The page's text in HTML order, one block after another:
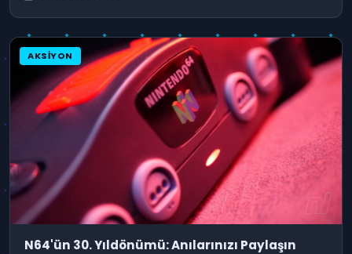
AKSIYON
N64'ün 30. Yıldönümü: Anılarınızı Paylaşın